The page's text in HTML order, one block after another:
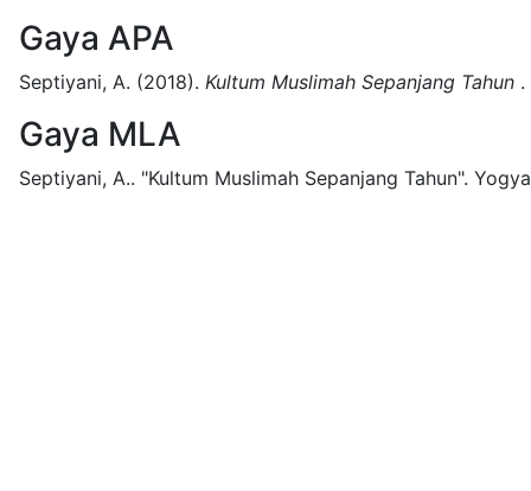
Gaya APA
Septiyani, A. (2018). Kultum Muslimah Sepanjang Tahun .
Gaya MLA
Septiyani, A.. "Kultum Muslimah Sepanjang Tahun".